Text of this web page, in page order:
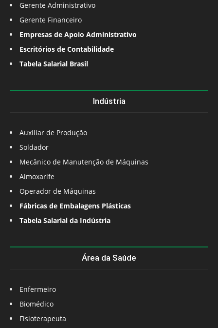
Gerente Administrativo
Gerente Financeiro
Empresas de Apoio Administrativo
Escritórios de Contabilidade
Tabela Salarial Brasil
Indústria
Auxiliar de Produção
Soldador
Mecânico de Manutenção de Máquinas
Almoxarife
Operador de Máquinas
Fábricas de Embalagens Plásticas
Tabela Salarial da Indústria
Área da Saúde
Enfermeiro
Biomédico
Fisioterapeuta